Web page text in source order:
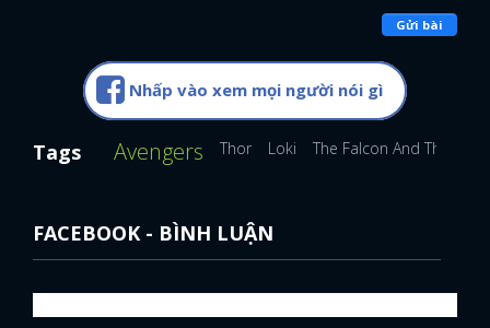
Gửi bài
Nhấp vào xem mọi người nói gì
Tags Avengers Thor Loki The Falcon And The
FACEBOOK - BÌNH LUẬN